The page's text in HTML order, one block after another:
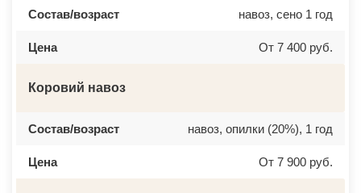
Состав/возраст навоз, сено 1 год
Цена От 7 400 руб.
Коровий навоз
Состав/возраст навоз, опилки (20%), 1 год
Цена От 7 900 руб.